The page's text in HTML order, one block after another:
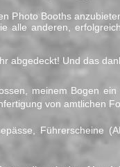
Photo Booths
alle anderen,
abgedeckt! Und das
meinem Bogen
von amtlichen
Führerscheine